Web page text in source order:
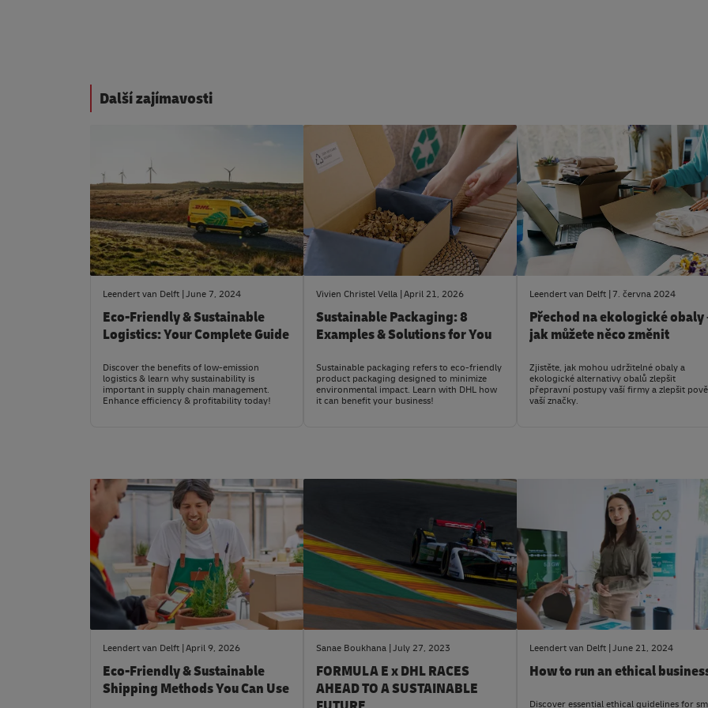
Další zajímavosti
#LogisticsAdvice
Leendert van Delft June 7, 2024
Eco-Friendly & Sustainable
Logistics: Your Complete Guide
Discover the benefits of low-emission
logistics & learn why sustainability is
important in supply chain management.
Enhance efficiency & profitability today!
Vivien Christel Vella April 21, 2026
Sustainable Packaging: 8
Examples & Solutions for You
Sustainable packaging refers to eco-friendly
product packaging designed to minimize
environmental impact. Learn with DHL how
it can benefit your business!
Leendert van Delft 7. června 2024
Přechod na ekologické obaly
jak můžete něco změnit
Zjistěte, jak mohou udržitelné obaly a
ekologické alternativy obalů zlepšit
přepravní postupy vaší firmy a zlepšit
vaší značky.
Leendert van Delft April 9, 2026
Eco-Friendly & Sustainable
Shipping Methods You Can Use
Sanae Boukhana July 27, 2023
FORMULA E x DHL RACES
AHEAD TO A SUSTAINABLE
Leendert van Delft June 21, 2024
How to run an ethical
Discover essential ethical guidelines for